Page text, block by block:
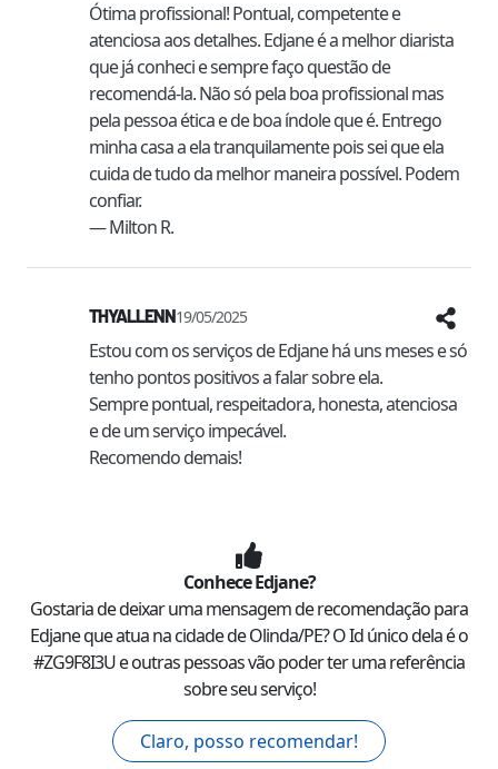
Ótima profissional! Pontual, competente e
atenciosa aos detalhes. Edjane é a melhor diarista
que já conheci e sempre faço questão de
recomendá-la. Não só pela boa profissional mas
pela pessoa ética e de boa índole que é. Entrego
minha casa a ela tranquilamente pois sei que ela
cuida de tudo da melhor maneira possível. Podem
confiar.
— Milton R.
THYALLENN19/05/2025
Estou com os serviços de Edjane há uns meses e só
tenho pontos positivos a falar sobre ela.
Sempre pontual, respeitadora, honesta, atenciosa
e de um serviço impecável.
Recomendo demais!
ConheceEdjane?
Gostaria de deixar uma mensagem de recomendação para
Edjaneque atua na cidade deOlinda/PE? O Id único dela é o
#ZG9F8I3Ue outras pessoas vão poder ter uma referência
sobre seu serviço!
Claro, posso recomendar!